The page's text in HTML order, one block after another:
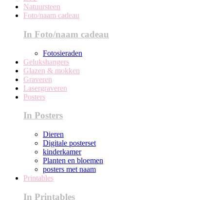
Natuursteen
Foto/naam cadeau
In Foto/naam cadeau
Fotosieraden
Gelukshangers
Glazen & mokken
Graveren
Lasergraveren
Posters
In Posters
Dieren
Digitale posterset
kinderkamer
Planten en bloemen
posters met naam
Printables
In Printables